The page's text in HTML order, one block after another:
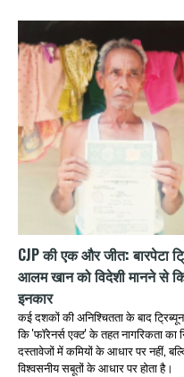
CJP की एक और जीत: बारपेटा
आलम खान को विदेशी मानने से
इनकार
कई दशकों की अनिश्चितता के बाद
कि 'फॉरेनर्स एक्ट' के तहत नागरिकता का
दस्तावेजों में कमियों के आधार पर नहीं,
विश्वसनीय सबूतों के आधार पर होता है।